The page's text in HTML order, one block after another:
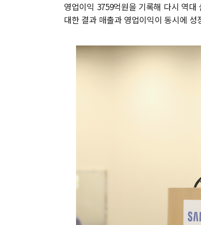
영업이익 3759억원을 기록해 다시 역
대한 결과 매출과 영업이익이 동시에 성